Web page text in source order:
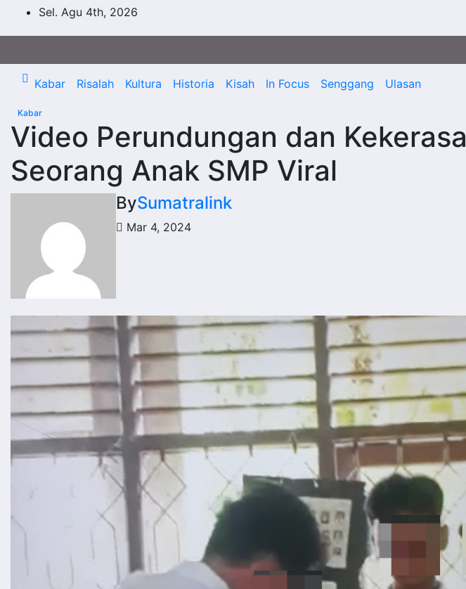
Sel. Agu 4th, 2026
Kabar Risalah Kultura Historia Kisah In Focus Senggang Ulasan
Kabar
Video Perundungan dan
Seorang Anak SMP Viral
BySumatralink
Mar 4, 2024